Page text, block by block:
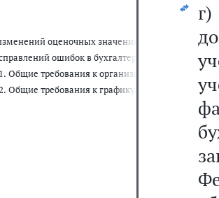
оценочных значений в бухгалтерской
ошибок в бухгалтерской (финансовой)
требования к организации
Общие требования к графику